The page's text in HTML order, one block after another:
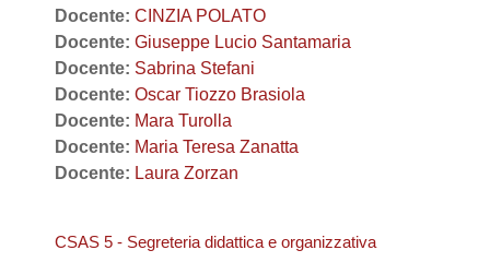
Docente: CINZIA POLATO
Docente: Giuseppe Lucio Santamaria
Docente: Sabrina Stefani
Docente: Oscar Tiozzo Brasiola
Docente: Mara Turolla
Docente: Maria Teresa Zanatta
Docente: Laura Zorzan
CSAS 5 - Segreteria didattica e organizzativa